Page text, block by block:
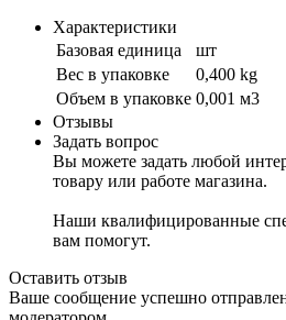
Характеристики
Базовая единица
шт
Вес в упаковке
0,400 kg
Объем в упаковке 0,001 м3
Отзывы
Задать вопрос
Вы можете задать любой
товару или работе магазина.
Наши квалифицированные
вам помогут.
Оставить отзыв
Ваше сообщение успешно